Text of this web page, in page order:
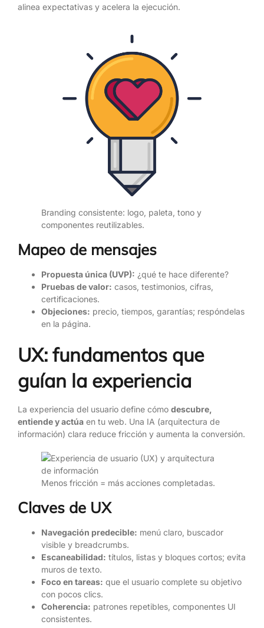
alinea expectativas y acelera la ejecución.
Branding consistente: logo, paleta, tono y
componentes reutilizables.
Mapeo de mensajes
Propuesta única (UVP): ¿qué te hace diferente?
Pruebas de valor: casos, testimonios, cifras,
certificaciones.
Objeciones: precio, tiempos, garantías; respóndelas
en la página.
UX: fundamentos que
guían la experiencia
La experiencia del usuario define cómo descubre,
entiende y actúa en tu web. Una IA (arquitectura de
información) clara reduce fricción y aumenta la conversión.
Menos fricción = más acciones completadas.
Claves de UX
Navegación predecible: menú claro, buscador
visible y breadcrumbs.
Escaneabilidad: títulos, listas y bloques cortos; evita
muros de texto.
Foco en tareas: que el usuario complete su objetivo
con pocos clics.
Coherencia: patrones repetibles, componentes UI
consistentes.